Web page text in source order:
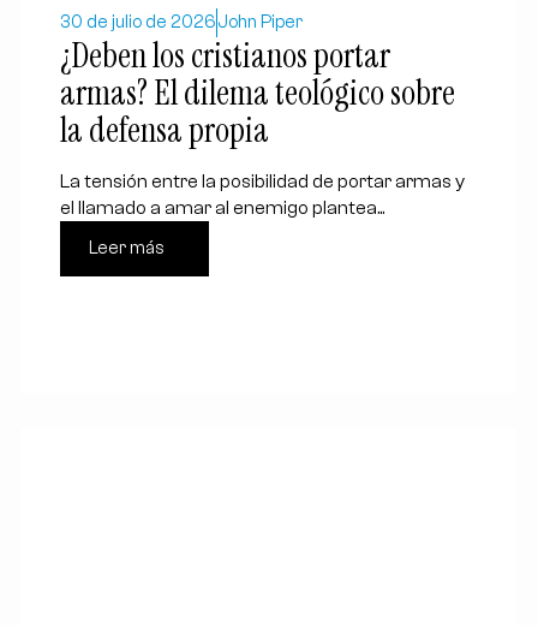
30 de julio de 2026John Piper
¿Deben los cristianos portar
armas? El dilema teológico sobre
la defensa propia
La tensión entre la posibilidad de portar armas y
el llamado a amar al enemigo plantea...
Leer más